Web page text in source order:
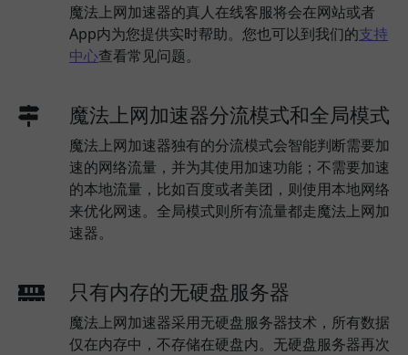
魔法上网加速器的真人在线客服将会在网站或者
App内为您提供实时帮助。您也可以到我们的支持
中心查看常见问题。
魔法上网加速器分流模式和全局模式
魔法上网加速器独有的分流模式会智能判断需要加
速的网络流量，并为其使用加速功能；不需要加速
的本地流量，比如百度或者美团，则使用本地网络
来优化网速。全局模式则所有流量都走魔法上网加
速器。
只有内存的无硬盘服务器
魔法上网加速器采用无硬盘服务器技术，所有数据
仅在内存中，不存储在硬盘内。无硬盘服务器再次